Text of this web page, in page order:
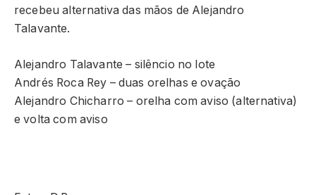
recebeu alternativa das mãos de Alejandro
Talavante.
Alejandro Talavante – silêncio no lote
Andrés Roca Rey – duas orelhas e ovação
Alejandro Chicharro – orelha com aviso (alternativa)
e volta com aviso